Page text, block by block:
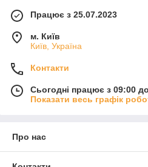
Працює з 25.07.2023
м. Київ
Київ, Україна
Контакти
Сьогодні працює з 09:00
Показати весь графік
Про нас